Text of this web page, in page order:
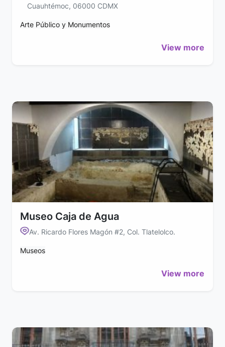
Cuauhtémoc, 06000 CDMX
Arte Público y Monumentos
View more
Museo Caja de Agua
Av. Ricardo Flores Magón #2, Col. Tlatelolco.
Museos
View more